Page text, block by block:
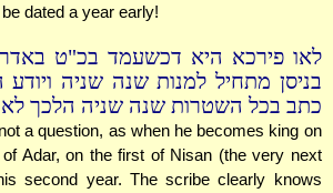
dated a year early!
לאו פירכא היא דכשעמד בכ"ט
בניסן מתחיל למנות שנה שניה
כתב בכל השטרות שנה שניה הלכך
a question, as when he becomes king on
Adar, on the first of Nisan (the very next
second year. The scribe clearly knows